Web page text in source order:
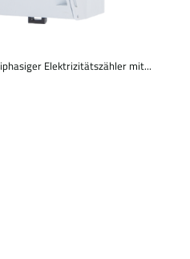
Elektrizitätszähler mit...